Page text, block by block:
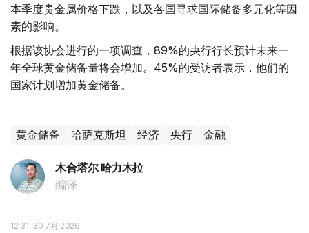
本季度贵金属价格下跌，以及各国寻求国际储备多元化等因
素的影响。
根据该协会进行的一项调查，89%的央行行长预计未来一
年全球黄金储备量将会增加。45%的受访者表示，他们的
国家计划增加黄金储备。
黄金储备 哈萨克斯坦 经济 央行 金融
木合塔尔 哈力木拉
编译
12:31, 30 7月 2026